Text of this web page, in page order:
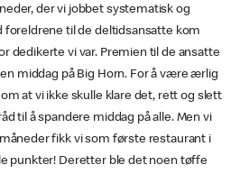
der vi jobbet systematisk og
foreldrene til de deltidsansatte kom
dedikerte vi var. Premien til de ansatte
middag på Big Horn. For å være ærlig
at vi ikke skulle klare det, rett og slett
til å spandere middag på alle. Men vi
fikk vi som første restaurant i
punkter! Deretter ble det noen tøffe